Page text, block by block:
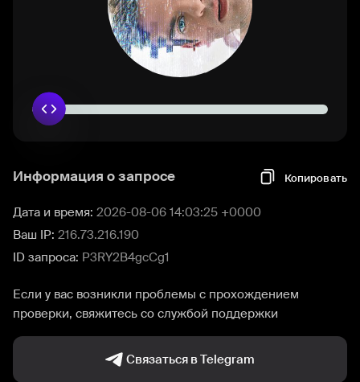
Информация о запросе Копировать
Дата и время: 2026-08-06 14:03:25 +0000
Ваш IP: 216.73.216.190
ID запроса: P3RY2B4gcCg1
Если у вас возникли проблемы с прохождением
проверки, свяжитесь со службой поддержки
Связаться в Telegram